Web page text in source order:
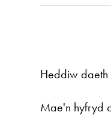
Heddiw daeth
Mae'n hyfryd